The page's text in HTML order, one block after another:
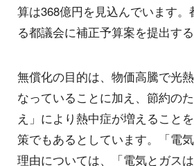
算は368億円を見込んでいます。
る都議会に補正予算案を提出する
無償化の目的は、物価高騰で光
なっていることに加え、節約の
え」により熱中症が増えること
策でもあるとしています。「電
理由については、「電気とガスは